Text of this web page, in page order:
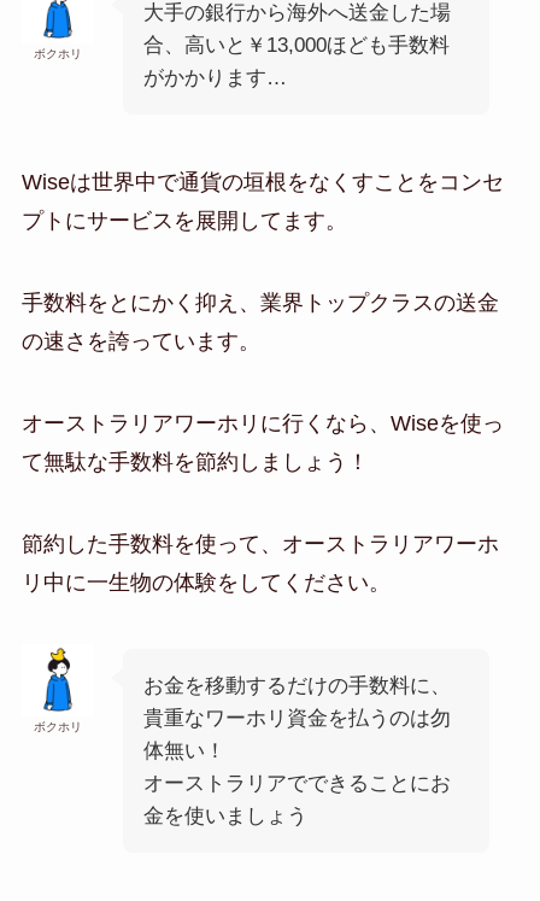
ボクホリ
大手の銀行から海外へ送金した場
合、高いと￥13,000ほども手数料
がかかります…
Wiseは世界中で通貨の垣根をなくすことをコンセ
プトにサービスを展開してます。
手数料をとにかく抑え、業界トップクラスの送金
の速さを誇っています。
オーストラリアワーホリに行くなら、Wiseを使っ
て無駄な手数料を節約しましょう！
節約した手数料を使って、オーストラリアワーホ
リ中に一生物の体験をしてください。
ボクホリ
お金を移動するだけの手数料に、
貴重なワーホリ資金を払うのは勿
体無い！
オーストラリアでできることにお
金を使いましょう